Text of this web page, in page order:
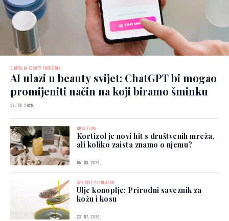
DIGITALNI BEAUTY POMOĆNIK
AI ulazi u beauty svijet: ChatGPT bi mogao
promijeniti način na koji biramo šminku
07. 08. 2026.
NOVA TEMA
Kortizol je novi hit s društvenih mreža,
ali koliko zaista znamo o njemu?
05. 08. 2026.
SVE VIŠE POPULARNO
Ulje konoplje: Prirodni saveznik za
kožu i kosu
23. 07. 2026.